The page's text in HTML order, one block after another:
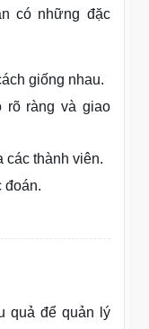
có những đặc
giống nhau.
rõ ràng và giao
các thành viên.
đoán.
quả để quản lý